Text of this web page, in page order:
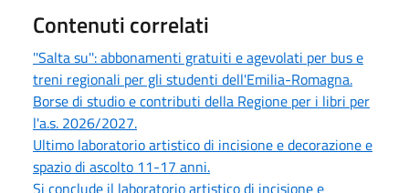
Contenuti correlati
''Salta su'': abbonamenti gratuiti e agevolati per bus e
treni regionali per gli studenti dell'Emilia-Romagna.
Borse di studio e contributi della Regione per i libri per
l'a.s. 2026/2027.
Ultimo laboratorio artistico di incisione e decorazione e
spazio di ascolto 11-17 anni.
Si conclude il laboratorio artistico di incisione e